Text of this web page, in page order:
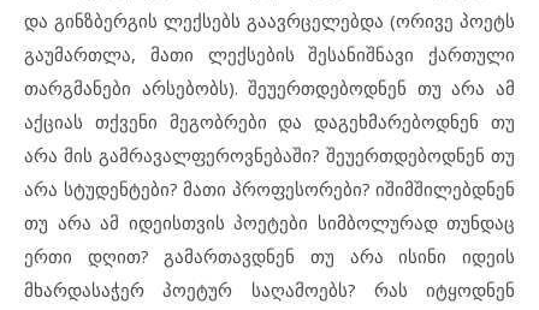
და გინზბერგის ლექსებს გაავრცელებდა (ორივე პოეტს
გაუმართლა, მათი ლექსების შესანიშნავი ქართული
თარგმანები არსებობს). შეუერთდებოდნენ თუ არა ამ
აქციას თქვენი მეგობრები და დაგეხმარებოდნენ თუ
არა მის გამრავალფეროვნებაში? შეუერთდებოდნენ თუ
არა სტუდენტები? მათი პროფესორები? იშიმშილებდნენ
თუ არა ამ იდეისთვის პოეტები სიმბოლურად თუნდაც
ერთი დღით? გამართავდნენ თუ არა ისინი იდეის
მხარდასაჭერ პოეტურ საღამოებს? რას იტყოდნენ